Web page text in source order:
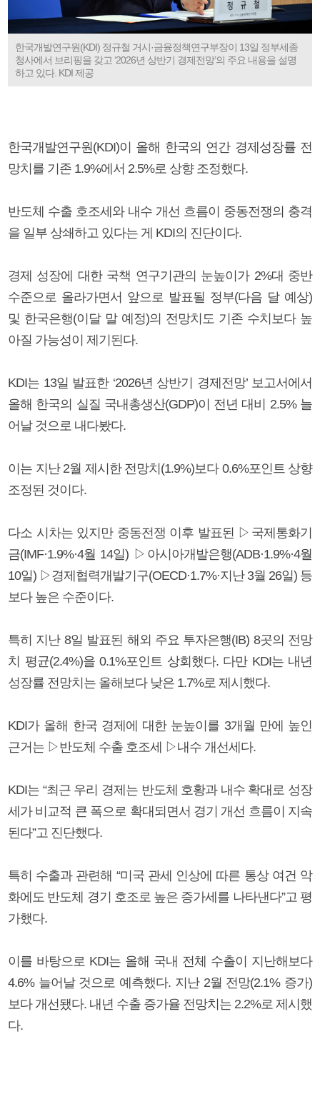
한국개발연구원(KDI) 정규철 거시·금융정책연구부장이 13일 정부세종
청사에서 브리핑을 갖고 ‘2026년 상반기 경제전망’의 주요 내용을 설명
하고 있다. KDI 제공
한국개발연구원(KDI)이 올해 한국의 연간 경제성장률 전
망치를 기존 1.9%에서 2.5%로 상향 조정했다.
반도체 수출 호조세와 내수 개선 흐름이 중동전쟁의 충격
을 일부 상쇄하고 있다는 게 KDI의 진단이다.
경제 성장에 대한 국책 연구기관의 눈높이가 2%대 중반
수준으로 올라가면서 앞으로 발표될 정부(다음 달 예상)
및 한국은행(이달 말 예정)의 전망치도 기존 수치보다 높
아질 가능성이 제기된다.
KDI는 13일 발표한 ‘2026년 상반기 경제전망’ 보고서에서
올해 한국의 실질 국내총생산(GDP)이 전년 대비 2.5% 늘
어날 것으로 내다봤다.
이는 지난 2월 제시한 전망치(1.9%)보다 0.6%포인트 상향
조정된 것이다.
다소 시차는 있지만 중동전쟁 이후 발표된 ▷국제통화기
금(IMF·1.9%·4월 14일) ▷아시아개발은행(ADB·1.9%·4월
10일) ▷경제협력개발기구(OECD·1.7%·지난 3월 26일) 등
보다 높은 수준이다.
특히 지난 8일 발표된 해외 주요 투자은행(IB) 8곳의 전망
치 평균(2.4%)을 0.1%포인트 상회했다. 다만 KDI는 내년
성장률 전망치는 올해보다 낮은 1.7%로 제시했다.
KDI가 올해 한국 경제에 대한 눈높이를 3개월 만에 높인
근거는 ▷반도체 수출 호조세 ▷내수 개선세다.
KDI는 “최근 우리 경제는 반도체 호황과 내수 확대로 성장
세가 비교적 큰 폭으로 확대되면서 경기 개선 흐름이 지속
된다”고 진단했다.
특히 수출과 관련해 “미국 관세 인상에 따른 통상 여건 악
화에도 반도체 경기 호조로 높은 증가세를 나타낸다”고 평
가했다.
이를 바탕으로 KDI는 올해 국내 전체 수출이 지난해보다
4.6% 늘어날 것으로 예측했다. 지난 2월 전망(2.1% 증가)
보다 개선됐다. 내년 수출 증가율 전망치는 2.2%로 제시했
다.